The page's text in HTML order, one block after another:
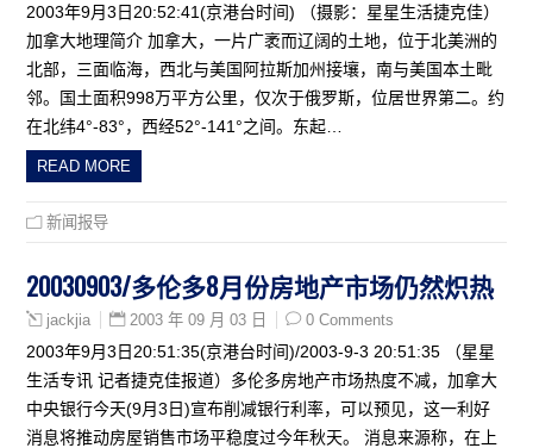
2003年9月3日20:52:41(京港台时间) （摄影：星星生活捷克佳）
加拿大地理简介 加拿大，一片广袤而辽阔的土地，位于北美洲的
北部，三面临海，西北与美国阿拉斯加州接壤，南与美国本土毗
邻。国土面积998万平方公里，仅次于俄罗斯，位居世界第二。约
在北纬4°-83°，西经52°-141°之间。东起…
READ MORE
新闻报导
20030903/多伦多8月份房地产市场仍然炽热
jackjia 2003 年 09 月 03 日 0 Comments
2003年9月3日20:51:35(京港台时间)/2003-9-3 20:51:35 （星星
生活专讯 记者捷克佳报道）多伦多房地产市场热度不减，加拿大
中央银行今天(9月3日)宣布削减银行利率，可以预见，这一利好
消息将推动房屋销售市场平稳度过今年秋天。 消息来源称，在上